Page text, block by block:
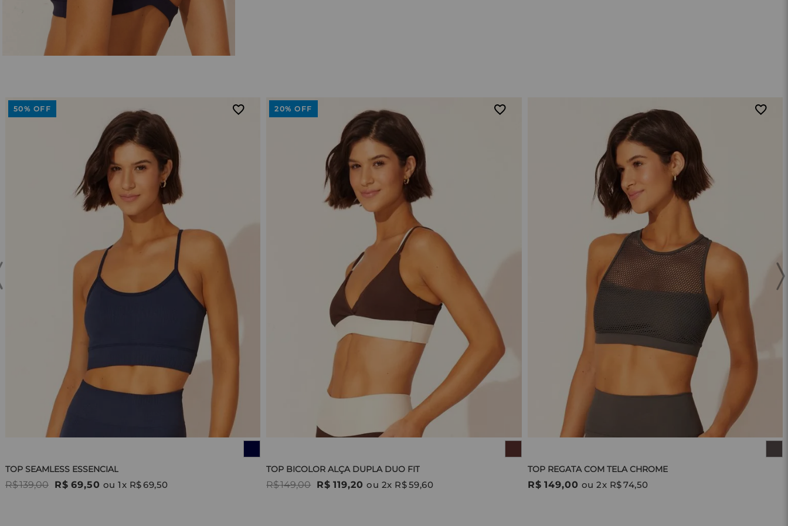
50% OFF
TOP SEAMLESS ESSENCIAL
R$139,00 R$ 69,50 ou1x R$69,50
20% OFF
TOP BICOLOR ALÇA DUPLA DUO FIT
R$149,00 R$ 119,20 ou 2x R$59,60
TOP REGATA COM TELA CHROME
R$ 149,00 ou2x R$74,50